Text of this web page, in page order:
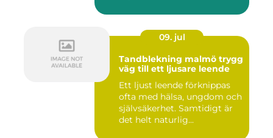
09. jul
Tandblekning malmö trygg
väg till ett ljusare leende
Ett ljust leende förknippas
ofta med hälsa, ungdom och
självsäkerhet. Samtidigt är
det helt naturlig...